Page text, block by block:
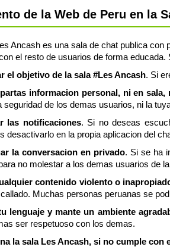
de la Web de Peru en la
Ancash es una sala de chat publica
el resto de usuarios de forma
el objetivo de la sala #Les Ancash. Si
informacion personal, ni en sala,
seguridad de los demas usuarios, ni la
las notificaciones. Si no deseas
desactivarlo en la propia aplicacion del
la conversacion en privado. Si se ha
no molestar a los demas usuarios de
contenido violento o
Muchas personas peruanas se
lenguaje y mante un ambiente
ser respetuoso con los demas.
la sala Les Ancash, si no cumple